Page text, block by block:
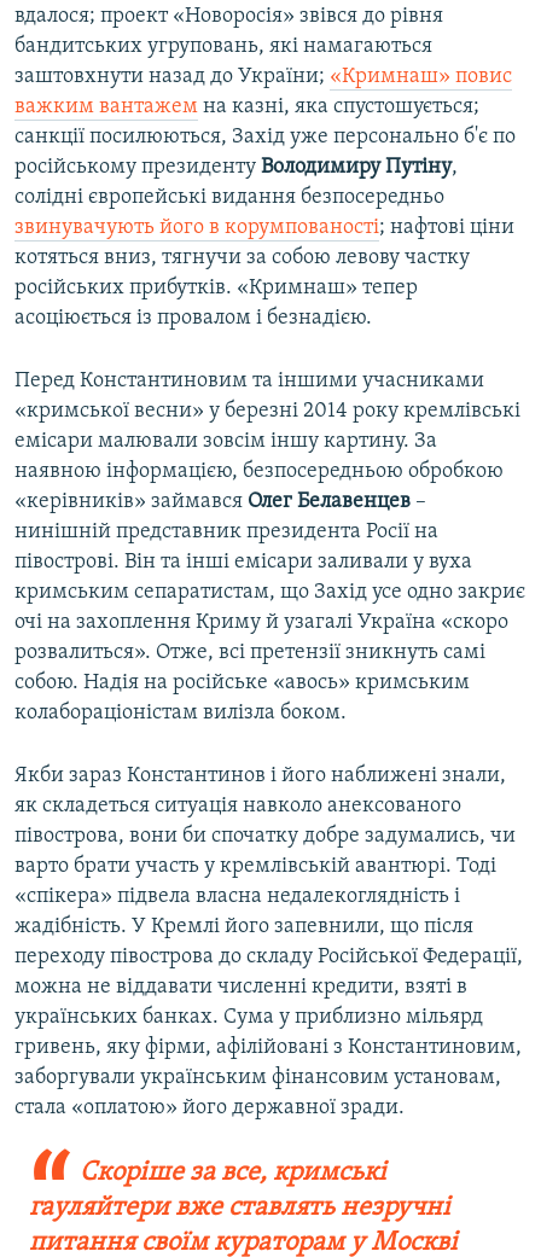
вдалося; проект «Новоросія» звівся до рівня
бандитських угруповань, які намагаються
заштовхнути назад до України; «Кримнаш» повис
важким вантажем на казні, яка спустошується;
санкції посилюються, Захід уже персонально б'є по
російському президенту Володимиру Путіну,
солідні європейські видання безпосередньо
звинувачують його в корумпованості; нафтові ціни
котяться вниз, тягнучи за собою левову частку
російських прибутків. «Кримнаш» тепер
асоціюється із провалом і безнадією.
Перед Константиновим та іншими учасниками
«кримської весни» у березні 2014 року кремлівські
емісари малювали зовсім іншу картину. За
наявною інформацією, безпосередньою обробкою
«керівників» займався Олег Белавенцев –
нинішній представник президента Росії на
півострові. Він та інші емісари заливали у вуха
кримським сепаратистам, що Захід усе одно закриє
очі на захоплення Криму й узагалі Україна «скоро
розвалиться». Отже, всі претензії зникнуть самі
собою. Надія на російське «авось» кримським
колабораціоністам вилізла боком.
Якби зараз Константинов і його наближені знали,
як складеться ситуація навколо анексованого
півострова, вони би спочатку добре задумались, чи
варто брати участь у кремлівській авантюрі. Тоді
«спікера» підвела власна недалекоглядність і
жадібність. У Кремлі його запевнили, що після
переходу півострова до складу Російської Федерації,
можна не віддавати численні кредити, взяті в
українських банках. Сума у приблизно мільярд
гривень, яку фірми, афілійовані з Константиновим,
заборгували українським фінансовим установам,
стала «оплатою» його державної зради.
Скоріше за все, кримські
гауляйтери вже ставлять незручні
питання своїм кураторам у Москві